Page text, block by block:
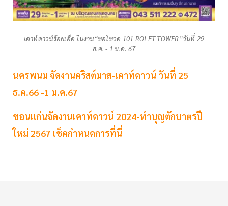
เคาท์ดาวน์ร้อยเอ็ด ในงาน“หอโหวด 101 ROI ET TOWER”วันที่ 29
ธ.ค. - 1 ม.ค. 67
นครพนม จัดงานคริสต์มาส-เคาท์ดาวน์ วันที่ 25
ธ.ค.66 -1 ม.ค.67
ขอนแก่นจัดงานเคาท์ดาวน์ 2024-ทำบุญตักบาตรปี
ใหม่ 2567 เช็คกำหนดการที่นี่